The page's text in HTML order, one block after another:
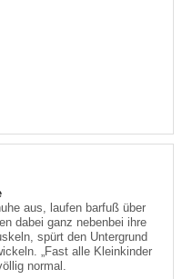
aus, laufen barfuß über
dabei ganz nebenbei ihre
spürt den Untergrund
„Fast alle Kleinkinder
normal.